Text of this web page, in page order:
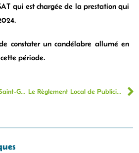
qui est chargée de la prestation qui
constater un candélabre allumé en
période.
Restauration scolaire : Saint-Genouph Le Règlement Local de Publicité Intercommunal (RLPI)